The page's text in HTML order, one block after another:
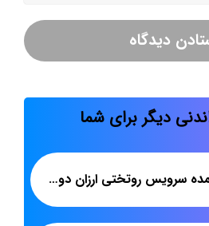
دیگر برای شما
پخش عمده سرویس روتختی ارزان دونفره